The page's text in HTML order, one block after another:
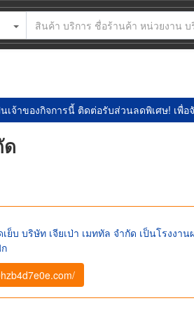
เจ้าของกิจการนี้ ติดต่อรับส่วนลดพิเศษ! เพื่อ
ย็บ บริษัท เจียเป่า เมททัล จำกัด เป็นโรงงา